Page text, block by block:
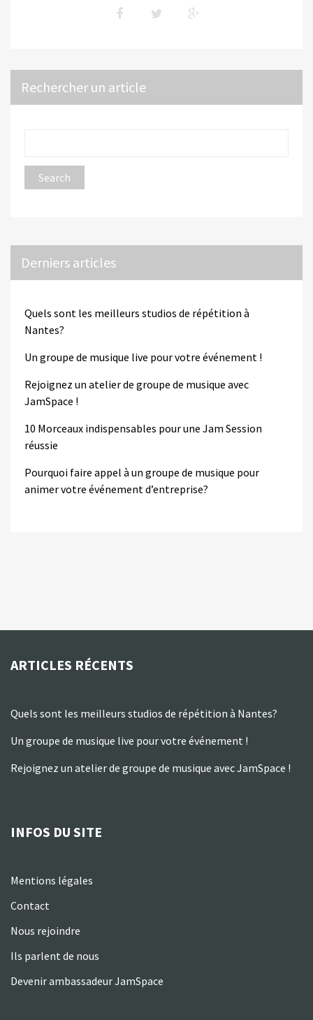
Rechercher un article
Derniers articles
Quels sont les meilleurs studios de répétition à
Nantes?
Un groupe de musique live pour votre événement !
Rejoignez un atelier de groupe de musique avec
JamSpace !
10 Morceaux indispensables pour une Jam Session
réussie
Pourquoi faire appel à un groupe de musique pour
animer votre événement d’entreprise?
ARTICLES RÉCENTS
Quels sont les meilleurs studios de répétition à Nantes?
Un groupe de musique live pour votre événement !
Rejoignez un atelier de groupe de musique avec JamSpace !
INFOS DU SITE
Mentions légales
Contact
Nous rejoindre
Ils parlent de nous
Devenir ambassadeur JamSpace